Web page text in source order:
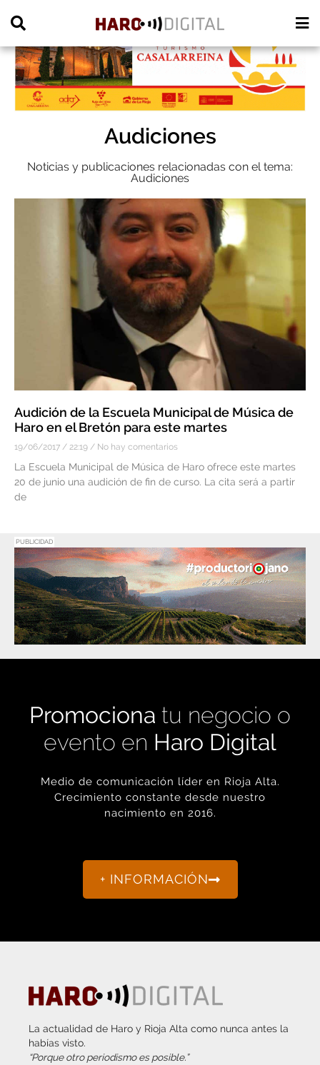
Audiciones
Noticias y publicaciones relacionadas con el tema:
Audiciones
Audición de la Escuela Municipal de Música de
Haro en el Bretón para este martes
19/06/2017 22:19 No hay comentarios
La Escuela Municipal de Música de Haro ofrece este martes
20 de junio una audición de fin de curso. La cita será a partir
de
PUBLICIDAD
Promociona tu negocio o
evento en Haro Digital
Medio de comunicación líder en Rioja Alta.
Crecimiento constante desde nuestro
nacimiento en 2016.
+ INFORMACIÓN
La actualidad de Haro y Rioja Alta como nunca antes la
habías visto.
“Porque otro periodismo es posible.”